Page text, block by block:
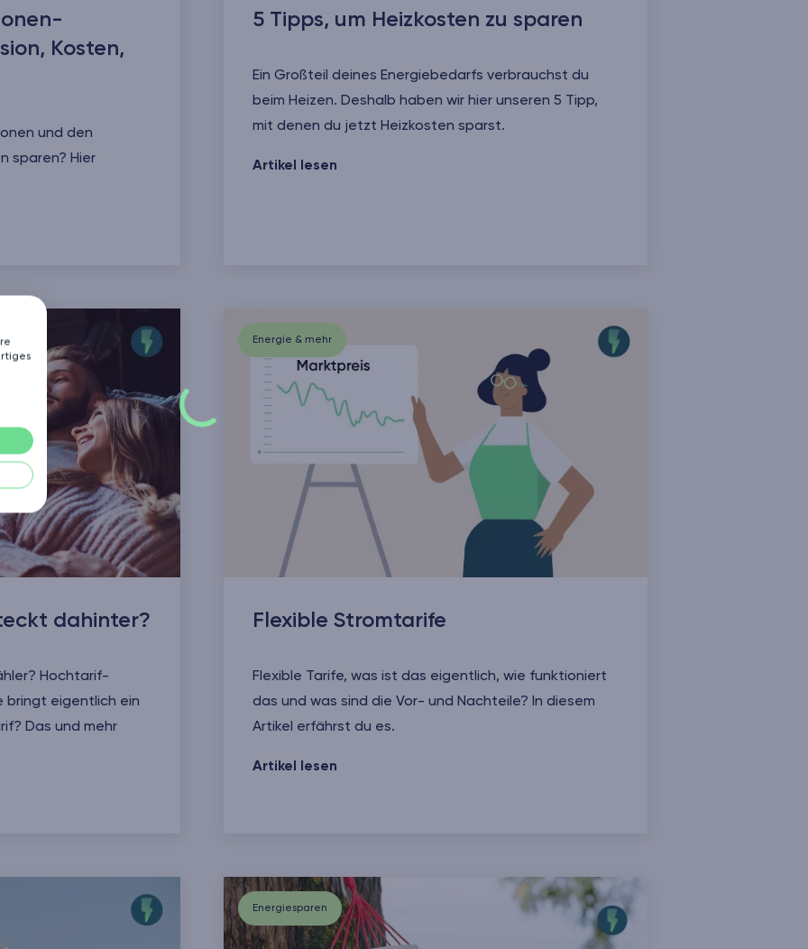
Kosten,
und den
sparen? Hier
- CO2-Emission, Kosten, Spartipps
5 Tipps, um Heizkosten zu sparen
Ein Großteil deines Energiebedarfs verbrauchst du
beim Heizen. Deshalb haben wir hier unseren 5 Tipp,
mit denen du jetzt Heizkosten sparst.
5 Tipps, um Heizkosten zu sparen
Artikel lesen
dahinter?
Hochtarif-
bringt eigentlich ein
Das und mehr
Energie & mehr
Flexible Stromtarife
Flexible Tarife, was ist das eigentlich, wie funktioniert
das und was sind die Vor- und Nachteile? In diesem
Artikel erfährst du es.
Flexible Stromtarife
Artikel lesen
Energiesparen